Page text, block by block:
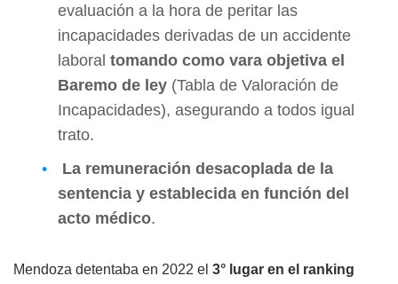
evaluación a la hora de peritar las
incapacidades derivadas de un accidente
laboral tomando como vara objetiva el
Baremo de ley (Tabla de Valoración de
Incapacidades), asegurando a todos igual
trato.
La remuneración desacoplada de la
sentencia y establecida en función del
acto médico.
Mendoza detentaba en 2022 el 3° lugar en el ranking